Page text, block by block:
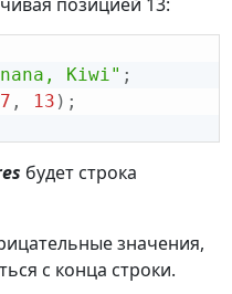
Kiwi" ;
7 , 13 ) ;
будет строка
значения,
с конца строки.